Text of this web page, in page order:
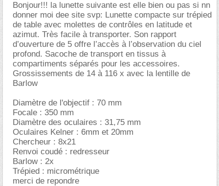
Bonjour!!! la lunette suivante est elle bien ou pas si nn
donner moi dee site svp: Lunette compacte sur trépied
de table avec molettes de contrôles en latitude et
azimut. Très facile à transporter. Son rapport
d’ouverture de 5 offre l’accès à l’observation du ciel
profond. Sacoche de transport en tissus à
compartiments séparés pour les accessoires.
Grossissements de 14 à 116 x avec la lentille de
Barlow
Diamètre de l'objectif : 70 mm
Focale : 350 mm
Diamètre des oculaires : 31,75 mm
Oculaires Kelner : 6mm et 20mm
Chercheur : 8x21
Renvoi coudé : redresseur
Barlow : 2x
Trépied : micrométrique
merci de repondre